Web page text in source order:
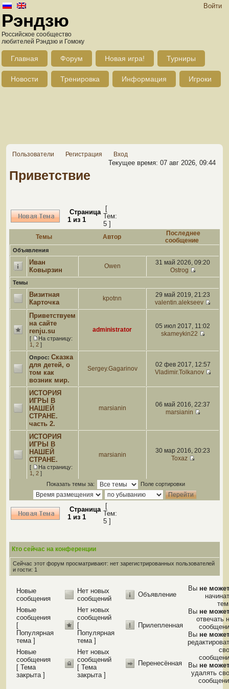
Войти
Рэндзю
Российское сообщество
любителей Рэндзю и Гомоку
Главная Форум Новая игра! Турниры
Новости Тренировка Информация Игроки
Пользователи Регистрация Вход
Текущее время: 07 авг 2026, 09:44
Приветствие
Страница
1 из 1
[
Тем:
5 ]
Темы Автор
Последнее
сообщение
Объявления
Иван
Ковырзин
Owen
31 май 2026, 09:20
Ostrog
Темы
Визитная
Карточка
kpotnn
29 май 2019, 21:23
valentin.alekseev
Приветствуем
на сайте
renju.su
[
На страницу:
1
2 ]
administrator
05 июл 2017, 11:02
skameykin22
Опрос: Сказка
для детей, о
том как
возник мир.
Sergey.Gagarinov
02 фев 2017, 12:57
Vladimir.Tolkanov
ИСТОРИЯ
ИГРЫ В
НАШЕЙ
СТРАНЕ.
часть 2.
marsianin
06 май 2016, 22:37
marsianin
ИСТОРИЯ
ИГРЫ В
НАШЕЙ
СТРАНЕ.
[
На страницу:
1
2 ]
marsianin
30 мар 2016, 20:23
Toxaz
Показать темы за: Поле сортировки
Страница
1 из 1
[
Тем:
5 ]
Кто сейчас на конференции
Сейчас этот форум просматривают: нет зарегистрированных пользователей
и гости: 1
Новые
сообщения
Нет новых
сообщений
Объявление
Новые
сообщения
[
Популярная
тема ]
Нет новых
сообщений
[
Популярная
тема ]
Прилепленная
Новые
сообщения
[ Тема
закрыта ]
Нет новых
сообщений
[ Тема
закрыта ]
Перенесённая
Вы не
Вы не
отвечать
Вы не
Вы не
удалять